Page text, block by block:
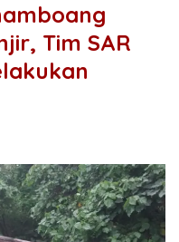
Tim SAR